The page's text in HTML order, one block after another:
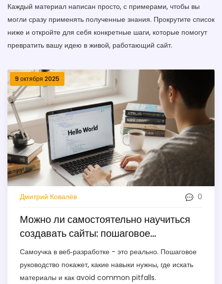
Каждый материал написан просто, с примерами, чтобы вы
могли сразу применять полученные знания. Прокрутите список
ниже и откройте для себя конкретные шаги, которые помогут
превратить вашу идею в живой, работающий сайт.
9 октября 2025
Дмитрий Ковалёв 0
Можно ли самостоятельно научиться
создавать сайты: пошаговое
руководство
Самоучка в веб‑разработке - это реально. Пошаговое
руководство покажет, какие навыки нужны, где искать
материалы и как avoid common pitfalls.